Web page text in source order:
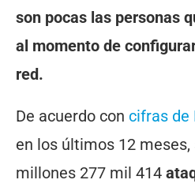
son pocas las personas
al momento de
red.
De acuerdo con cifras de
en los últimos 12
millones 277 mil 414